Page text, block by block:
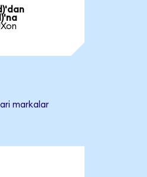
markalar